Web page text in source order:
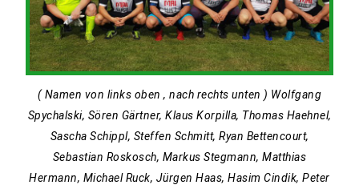
( Namen von links oben , nach rechts unten ) Wolfgang
Spychalski, Sören Gärtner, Klaus Korpilla, Thomas Haehnel,
Sascha Schippl, Steffen Schmitt, Ryan Bettencourt,
Sebastian Roskosch, Markus Stegmann, Matthias
Hermann, Michael Ruck, Jürgen Haas, Hasim Cindik, Peter